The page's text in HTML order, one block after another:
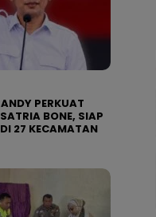
PERKUAT
BONE, SIAP
27 KECAMATAN